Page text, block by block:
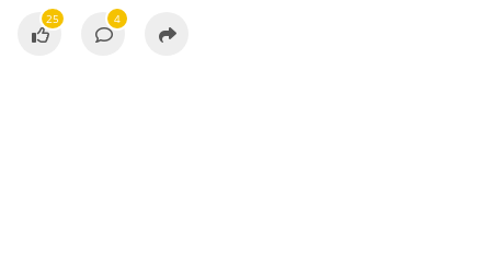
25 4